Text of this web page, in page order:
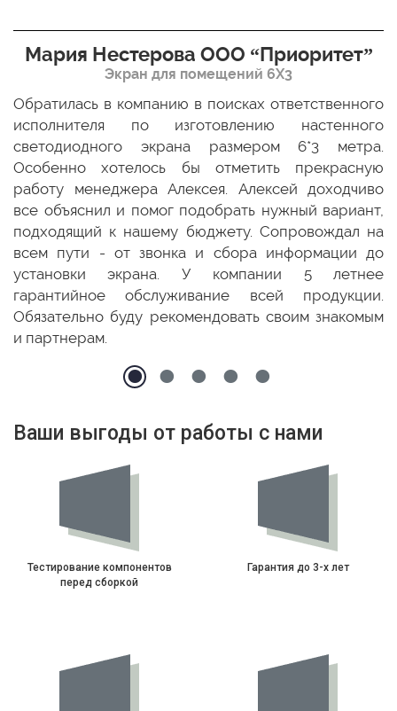
Мария Нестерова ООО “Приоритет”
Экран для помещений 6Х3
Обратилась в компанию в поисках ответственного
исполнителя по изготовлению настенного
светодиодного экрана размером 6*3 метра.
Особенно хотелось бы отметить прекрасную
работу менеджера Алексея. Алексей доходчиво
все объяснил и помог подобрать нужный вариант,
подходящий к нашему бюджету. Сопровождал на
всем пути - от звонка и сбора информации до
установки экрана. У компании 5 летнее
гарантийное обслуживание всей продукции.
Обязательно буду рекомендовать своим знакомым
и партнерам.
Ваши выгоды от работы с нами
Тестирование компонентов
перед сборкой
Гарантия до 3-х лет